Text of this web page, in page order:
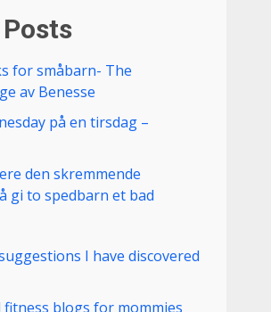
for småbarn- The
av Benesse
på en tirsdag –
den skremmende
gi to spedbarn et bad
I have discovered
fitness blogs for mommies